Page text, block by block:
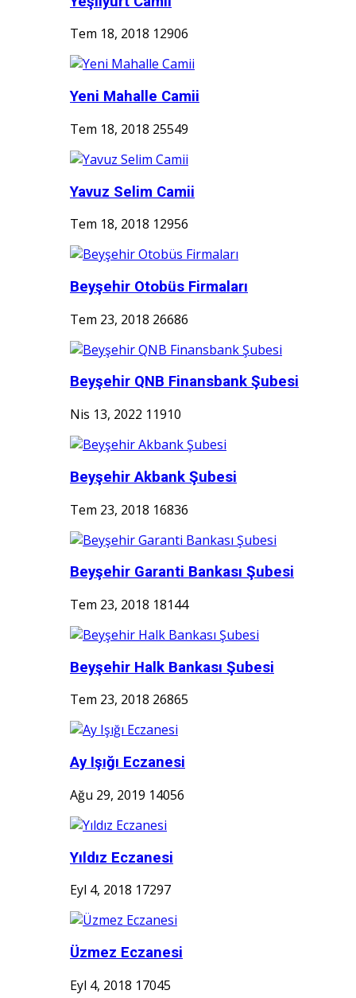
Tem 18, 2018 12906
Yeni Mahalle Camii
Tem 18, 2018 25549
Yavuz Selim Camii
Tem 18, 2018 12956
Beyşehir Otobüs Firmaları
Tem 23, 2018 26686
Beyşehir QNB Finansbank Şubesi
Nis 13, 2022 11910
Beyşehir Akbank Şubesi
Tem 23, 2018 16836
Beyşehir Garanti Bankası Şubesi
Tem 23, 2018 18144
Beyşehir Halk Bankası Şubesi
Tem 23, 2018 26865
Ay Işığı Eczanesi
Ağu 29, 2019 14056
Yıldız Eczanesi
Eyl 4, 2018 17297
Üzmez Eczanesi
Eyl 4, 2018 17045